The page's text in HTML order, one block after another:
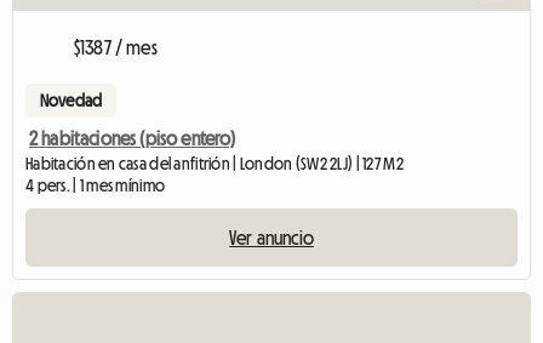
$1387 / mes
Novedad
2 habitaciones (piso entero)
Habitación en casa del anfitrión | London (SW2 2LJ) | 127 M2
4 pers. | 1 mes mínimo
Ver anuncio